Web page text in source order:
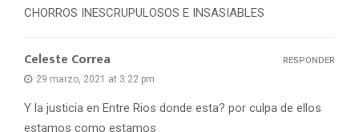
CHORROS INESCRUPULOSOS E INSASIABLES
Celeste Correa
29 marzo, 2021 at 3:22 pm
Y la justicia en Entre Rios donde esta? por culpa de ellos
estamos como estamos
RESPONDER